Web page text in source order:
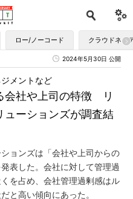
ロー/ノーコード クラウドネイ
2024年5月30日 公開
会社や上司の特徴 リ
ューションズが調査結
メントなど
ョンズは「会社や上司からの
表した。会社に対して管理過
を占め、会社管理過剰感はル
と高い傾向にあった。